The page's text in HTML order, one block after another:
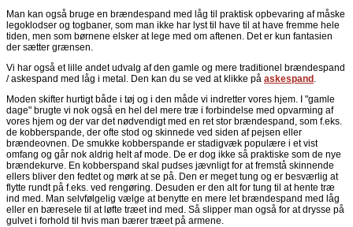
Man kan også bruge en brændespand med låg til praktisk opbevaring af måske
legoklodser og togbaner, som man ikke har lyst til have til at have fremme hele
tiden, men som børnene elsker at lege med om aftenen. Det er kun fantasien
der sætter grænsen.
Vi har også et lille andet udvalg af den gamle og mere traditionel brændespand
/ askespand med låg i metal. Den kan du se ved at klikke på askespand.
Moden skifter hurtigt både i tøj og i den måde vi indretter vores hjem. I "gamle
dage" brugte vi nok også en hel del mere træ i forbindelse med opvarming af
vores hjem og der var det nødvendigt med en ret stor brændespand, som f.eks.
de kobberspande, der ofte stod og skinnede ved siden af pejsen eller
brændeovnen. De smukke kobberspande er stadigvæk populære i et vist
omfang og går nok aldrig helt af mode. De er dog ikke så praktiske som de nye
brændekurve. En kobberspand skal pudses jævnligt for at fremstå skinnende
ellers bliver den fedtet og mørk at se på. Den er meget tung og er besværlig at
flytte rundt på f.eks. ved rengøring. Desuden er den alt for tung til at hente træ
ind med. Man selvfølgelig vælge at benytte en mere let brændespand med låg
eller en bæresele til at løfte træet ind med. Så slipper man også for at drysse på
gulvet i forhold til hvis man bærer træet på armene.